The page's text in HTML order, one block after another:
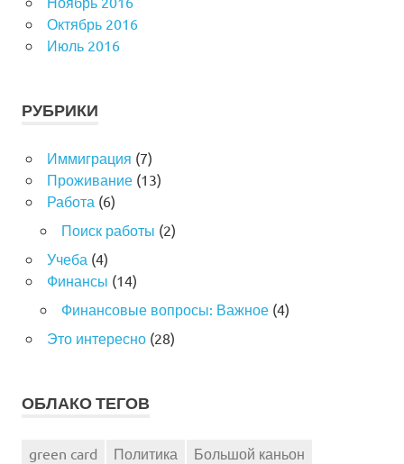
Октябрь 2016
Июль 2016
РУБРИКИ
Иммиграция (7)
Проживание(13)
Работа (6)
Поиск работы (2)
Учеба (4)
Финансы (14)
Финансовые вопросы: Важное(4)
Это интересно(28)
ОБЛАКО ТЕГОВ
green card Политика
Большой каньон